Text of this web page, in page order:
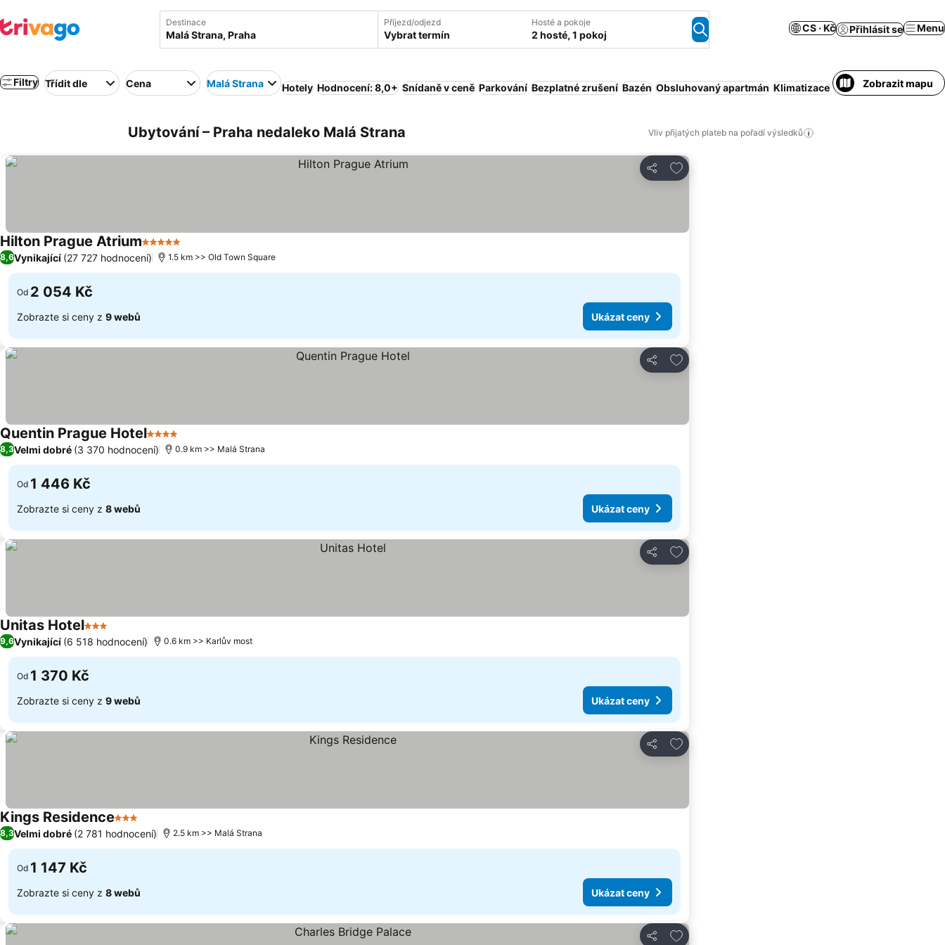
Destinace Příjezd/odjezd
Vybrat termín
Hosté a pokoje
2 hosté, 1 pokoj
CS · Kč Přihlásit se Menu
Filtry Třídit dle Cena Malá Strana Hotely Hodnocení: 8,0+ Snídaně v ceně Parkování Bezplatné zrušení Bazén Obsluhovaný apartmán Klimatizace Wi-Fi Bez předplatby
Zobrazit mapu
Ubytování – Praha nedaleko Malá Strana Vliv přijatých plateb na pořadí výsledků
Sdílet
Přidat na seznam oblíbených hotelů
Hilton Prague Atrium5 Počet hvězdiček
8,6Vynikající (27 727 hodnocení) 1.5 km >> Old Town Square
Od 2 054 Kč
Zobrazte si ceny z 9 webů Ukázat ceny
Sdílet
Přidat na seznam oblíbených hotelů
Quentin Prague Hotel4 Počet hvězdiček
8,3Velmi dobré (3 370 hodnocení) 0.9 km >> Malá Strana
Od 1 446 Kč
Zobrazte si ceny z 8 webů Ukázat ceny
Sdílet
Přidat na seznam oblíbených hotelů
Unitas Hotel3 Počet hvězdiček
9,6Vynikající (6 518 hodnocení) 0.6 km >> Karlův most
Od 1 370 Kč
Zobrazte si ceny z 9 webů Ukázat ceny
Sdílet
Přidat na seznam oblíbených hotelů
Kings Residence3 Počet hvězdiček
8,3Velmi dobré (2 781 hodnocení) 2.5 km >> Malá Strana
Od 1 147 Kč
Zobrazte si ceny z 8 webů Ukázat ceny
Sdílet
Přidat na seznam oblíbených hotelů